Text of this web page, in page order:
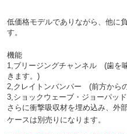
低価格モデルでありながら、他に
す。
機能
1,ブリージングチャンネル (歯を
きます。)
2,クレイトンバンパー (前方から
3,ショックウェーブ・ジョーパッ
さらに衝撃吸収材を埋め込み、外
ケースは別売りになります。